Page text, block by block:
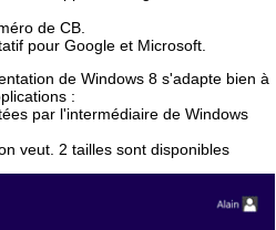
de CB.
pour Google et Microsoft.
de Windows 8 s'adapte bien à
:
par l'intermédiaire de Windows
veut. 2 tailles sont disponibles